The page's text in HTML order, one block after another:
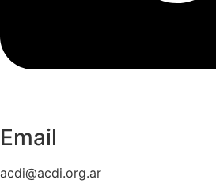
Email
acdi@acdi.org.ar